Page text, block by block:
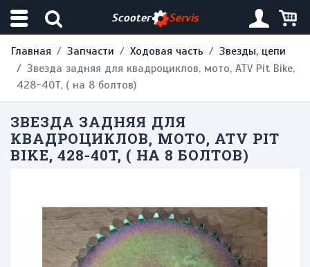
Scooter Servis
Главная Запчасти Ходовая часть
Звезды, цепи
Звезда задняя для квадроциклов, мото, ATV Pit Bike,
428-40T, ( на 8 болтов)
ЗВЕЗДА ЗАДНЯЯ ДЛЯ
КВАДРОЦИКЛОВ, МОТО, ATV PIT
BIKE, 428-40T, ( НА 8 БОЛТОВ)